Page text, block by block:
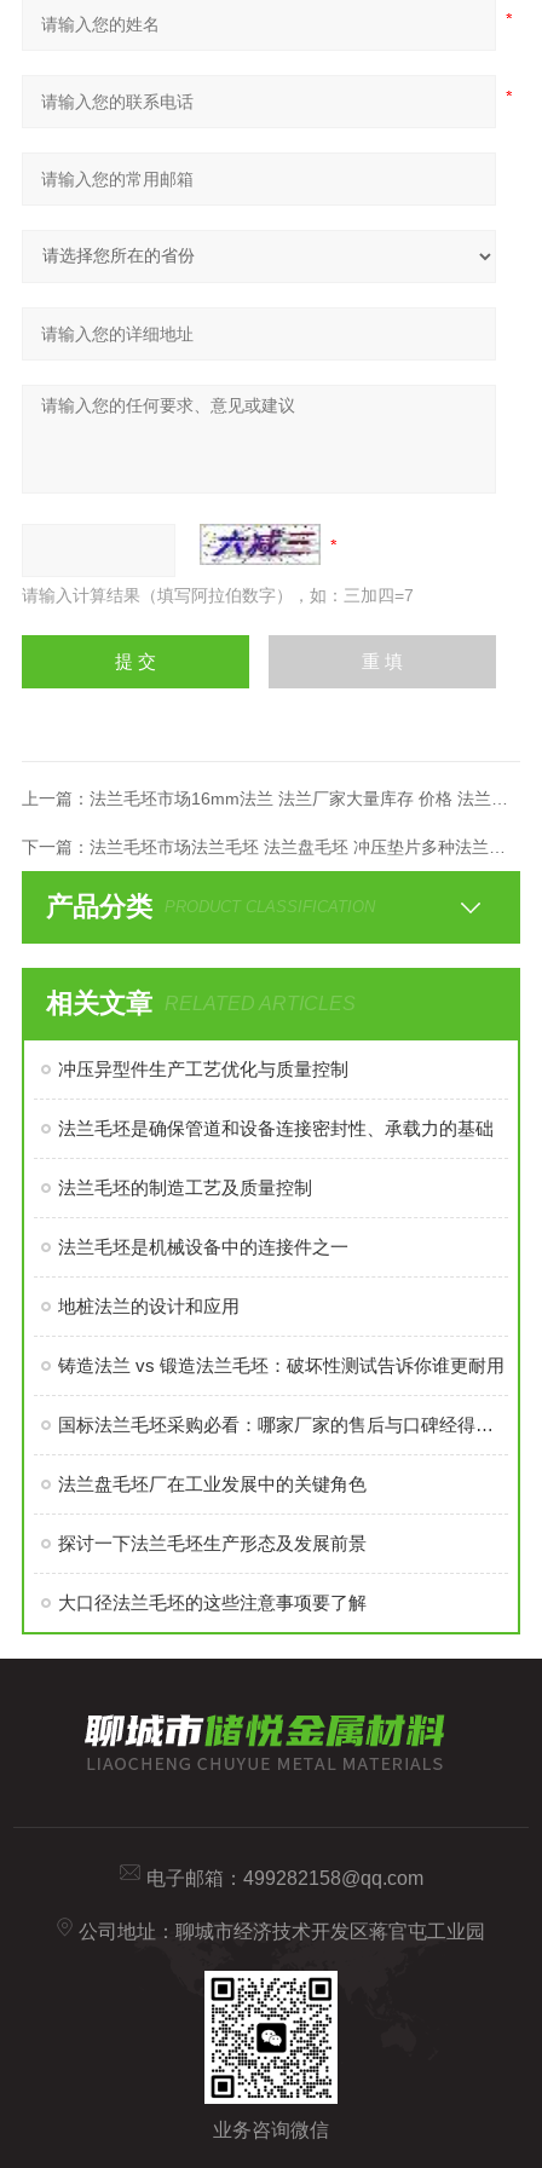
请输入计算结果（填写阿拉伯数字），如：三加四=7
上一篇： 法兰毛坯市场16mm法兰 法兰厂家大量库存 价格 法兰毛坯
下一篇： 法兰毛坯市场法兰毛坯 法兰盘毛坯 冲压垫片多种法兰型号
产品分类 PRODUCT CLASSIFICATION
相关文章 RELATED ARTICLES
冲压异型件生产工艺优化与质量控制
法兰毛坯是确保管道和设备连接密封性、承载力的基础
法兰毛坯的制造工艺及质量控制
法兰毛坯是机械设备中的连接件之一
地桩法兰的设计和应用
铸造法兰 vs 锻造法兰毛坯：破坏性测试告诉你谁更耐用
国标法兰毛坯采购必看：哪家厂家的售后与口碑经得起考验？
法兰盘毛坯厂在工业发展中的关键角色
探讨一下法兰毛坯生产形态及发展前景
大口径法兰毛坯的这些注意事项要了解
电子邮箱： 499282158@qq.com
公司地址：聊城市经济技术开发区蒋官屯工业园
业务咨询微信